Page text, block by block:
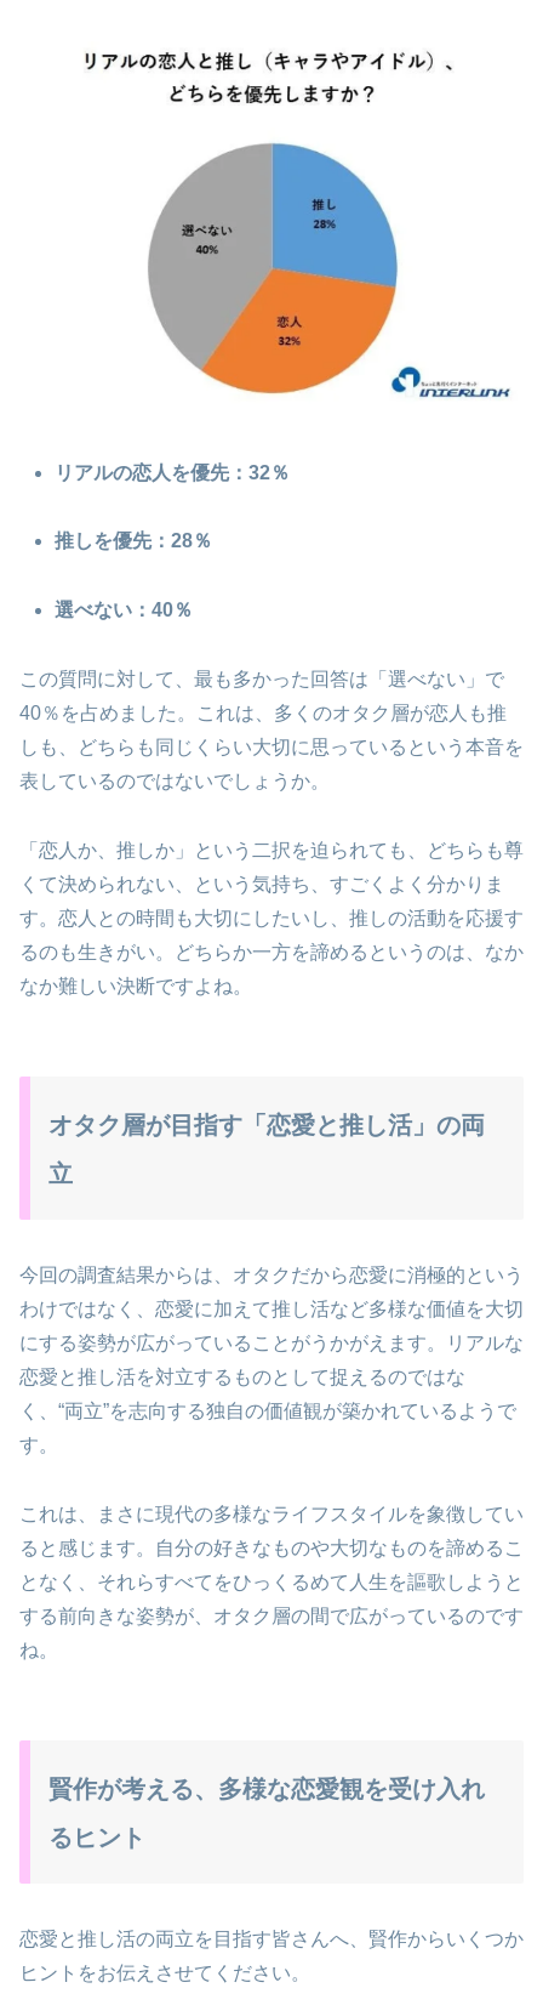
リアルの恋人を優先：32％
推しを優先：28％
選べない：40％
この質問に対して、最も多かった回答は「選べない」で
40％を占めました。これは、多くのオタク層が恋人も推
しも、どちらも同じくらい大切に思っているという本音を
表しているのではないでしょうか。
「恋人か、推しか」という二択を迫られても、どちらも尊
くて決められない、という気持ち、すごくよく分かりま
す。恋人との時間も大切にしたいし、推しの活動を応援す
るのも生きがい。どちらか一方を諦めるというのは、なか
なか難しい決断ですよね。
オタク層が目指す「恋愛と推し活」の両
立
今回の調査結果からは、オタクだから恋愛に消極的という
わけではなく、恋愛に加えて推し活など多様な価値を大切
にする姿勢が広がっていることがうかがえます。リアルな
恋愛と推し活を対立するものとして捉えるのではな
く、“両立”を志向する独自の価値観が築かれているようで
す。
これは、まさに現代の多様なライフスタイルを象徴してい
ると感じます。自分の好きなものや大切なものを諦めるこ
となく、それらすべてをひっくるめて人生を謳歌しようと
する前向きな姿勢が、オタク層の間で広がっているのです
ね。
賢作が考える、多様な恋愛観を受け入れ
るヒント
恋愛と推し活の両立を目指す皆さんへ、賢作からいくつか
ヒントをお伝えさせてください。